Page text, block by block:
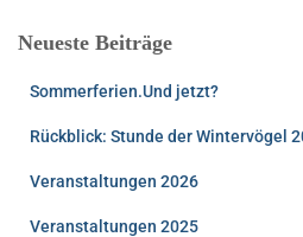
Neueste Beiträge
Sommerferien.Und jetzt?
Rückblick: Stunde der Wintervögel
Veranstaltungen 2026
Veranstaltungen 2025